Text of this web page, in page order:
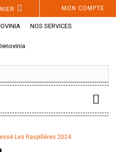
MON COMPTE
NOS SERVICES
Les Raspillères 2024